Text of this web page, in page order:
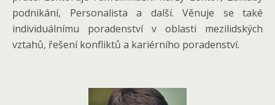
podnikání, Personalista a další. Věnuje se také
individuálnímu poradenství v oblasti mezilidských
vztahů, řešení konfliktů a kariérního poradenství.